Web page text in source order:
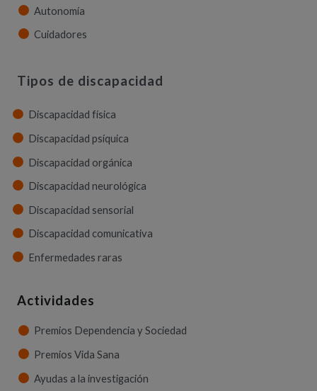
Autonomía
Cuidadores
Tipos de discapacidad
Discapacidad física
Discapacidad psíquica
Discapacidad orgánica
Discapacidad neurológica
Discapacidad sensorial
Discapacidad comunicativa
Enfermedades raras
Actividades
Premios Dependencia y Sociedad
Premios Vida Sana
Ayudas a la investigación